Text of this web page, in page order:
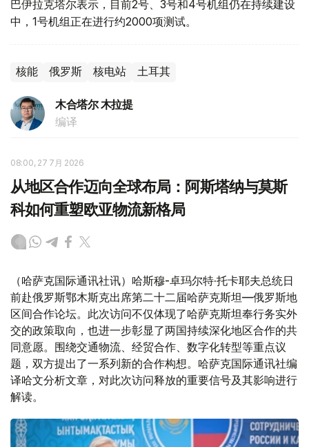
巴伊拉克塔尔表示，目前2号、3号和4号机组仍在持续建设
中，1号机组正在进行约2000项测试。
核能 俄罗斯 核电站 土耳其
木合塔尔 木拉提
编译
08:00, 27 7月 2026
从地区合作迈向全球布局：阿斯塔纳与莫斯
科如何重塑欧亚物流新格局
（哈萨克国际通讯社讯）哈斯穆-卓玛尔特·托卡耶夫总统日
前赴俄罗斯鄂木斯克出席第二十二届哈萨克斯坦—俄罗斯地
区间合作论坛。此次访问不仅体现了哈萨克斯坦奉行务实外
交的政策取向，也进一步彰显了两国持续深化地区合作的共
同意愿。围绕交通物流、经贸合作、数字化转型等重点议
题，双方提出了一系列新的合作构想。哈萨克国际通讯社编
译哈文分析文章，对此次访问释放的重要信号及其影响进行
解读。